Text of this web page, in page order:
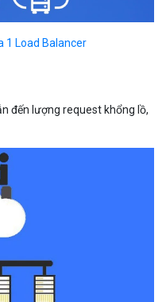
1 Load Balancer
đến lượng request khổng lồ,